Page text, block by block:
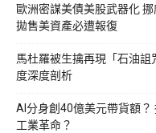
歐洲密謀美債美股武器化
拋售美資產必遭報復
馬杜羅被生擒再現「石油詛
度深度剖析
AI分身創40億美元帶貨額？
工業革命？